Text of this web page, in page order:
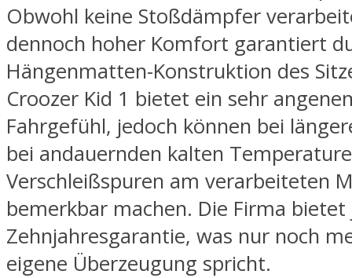
Obwohl keine Stoßdämpfer
dennoch hoher Komfort garantiert
Hängenmatten-Konstruktion des
Croozer Kid 1 bietet ein sehr
Fahrgefühl, jedoch können bei
bei andauernden kalten
Verschleißspuren am verarbeiteten
bemerkbar machen. Die Firma bietet
Zehnjahresgarantie, was nur noch
eigene Überzeugung spricht.